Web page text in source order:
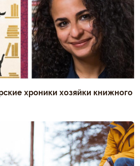
хроники хозяйки книжного